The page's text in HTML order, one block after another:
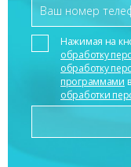
Нажимая на
обработку
обработку
программами
обработки